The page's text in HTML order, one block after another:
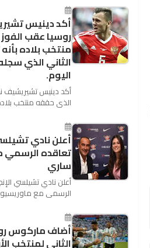
بينهما حاليا على م...
أكد دينيس
روسيا عقب
منتخب بلاده
الثاني الذي
اليوم.
أكد دينيس تشيريشيف
كأس العالم بأنه تدرب
أعلن نادي
تعاقده الرسمي
ساري
أعلن نادي تشيلسي
المقبل وخلافة أنطونيو
أضاف ماركوس
الثانى لمنتخب